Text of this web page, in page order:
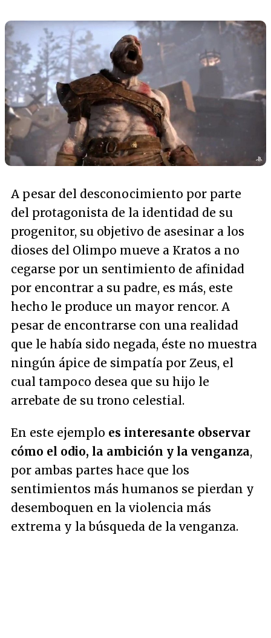
A pesar del desconocimiento por parte
del protagonista de la identidad de su
progenitor, su objetivo de asesinar a los
dioses del Olimpo mueve a Kratos a no
cegarse por un sentimiento de afinidad
por encontrar a su padre, es más, este
hecho le produce un mayor rencor. A
pesar de encontrarse con una realidad
que le había sido negada, éste no muestra
ningún ápice de simpatía por Zeus, el
cual tampoco desea que su hijo le
arrebate de su trono celestial.
En este ejemplo es interesante observar
cómo el odio, la ambición y la venganza,
por ambas partes hace que los
sentimientos más humanos se pierdan y
desemboquen en la violencia más
extrema y la búsqueda de la venganza.